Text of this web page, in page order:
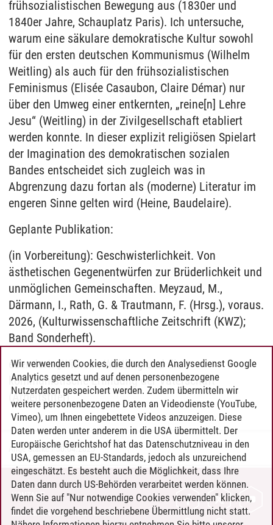
frühsozialistischen Bewegung aus (1830er und
1840er Jahre, Schauplatz Paris). Ich untersuche,
warum eine säkulare demokratische Kultur sowohl
für den ersten deutschen Kommunismus (Wilhelm
Weitling) als auch für den frühsozialistischen
Feminismus (Elisée Casaubon, Claire Démar) nur
über den Umweg einer entkernten, „reine[n] Lehre
Jesu“ (Weitling) in der Zivilgesellschaft etabliert
werden konnte. In dieser explizit religiösen Spielart
der Imagination des demokratischen sozialen
Bandes entscheidet sich zugleich was in
Abgrenzung dazu fortan als (moderne) Literatur im
engeren Sinne gelten wird (Heine, Baudelaire).
Geplante Publikation:
(in Vorbereitung): Geschwisterlichkeit. Von
ästhetischen Gegenentwürfen zur Brüderlichkeit und
unmöglichen Gemeinschaften. Meyzaud, M.,
Därmann, I., Rath, G. & Trautmann, F. (Hrsg.), voraus.
2026, (Kulturwissenschaftliche Zeitschrift (KWZ);
Band Sonderheft).
ebendort: „Wilhelm Weitling und die
kommunistische Erfindung der Vaterschaft“
(Arbeitstitel)
Antje Starke/30.04.2025
KONTAKT
LEUPHANA ALS ARBEITGEBER
Wir verwenden Cookies, die durch den Analysedienst Google
Analytics gesetzt und auf denen personenbezogene
Nutzerdaten gespeichert werden. Zudem übermitteln wir
weitere personenbezogene Daten an Videodienste (YouTube,
Vimeo), um Ihnen eingebettete Videos anzuzeigen. Diese
Daten werden unter anderem in die USA übermittelt. Der
Europäische Gerichtshof hat das Datenschutzniveau in den
USA, gemessen an EU-Standards, jedoch als unzureichend
eingeschätzt. Es besteht auch die Möglichkeit, dass Ihre
Daten dann durch US-Behörden verarbeitet werden können.
Wenn Sie auf "Nur notwendige Cookies verwenden" klicken,
findet die vorgehend beschriebene Übermittlung nicht statt.